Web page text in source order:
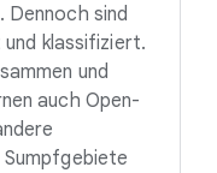
Dennoch sind
klassifiziert.
und
auch Open-
Sumpfgebiete